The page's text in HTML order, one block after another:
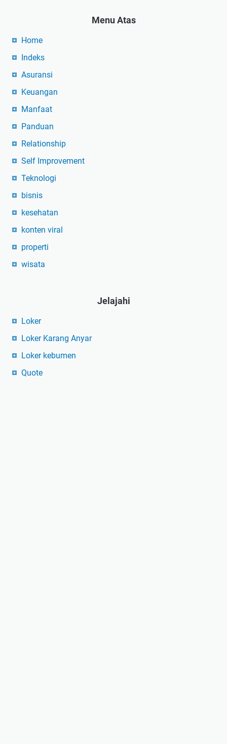
Menu Atas
Home
Indeks
Asuransi
Keuangan
Manfaat
Panduan
Relationship
Self Improvement
Teknologi
bisnis
kesehatan
konten viral
properti
wisata
Jelajahi
Loker
Loker Karang Anyar
Loker kebumen
Quote